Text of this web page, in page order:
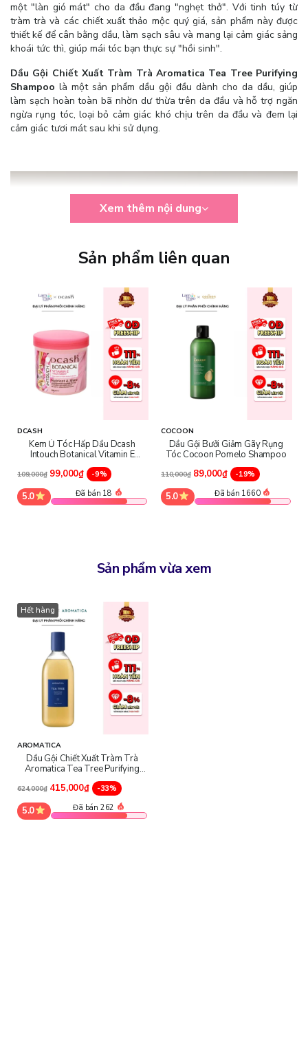
một "làn gió mát" cho da đầu đang "nghẹt thở". Với tinh túy từ
tràm trà và các chiết xuất thảo mộc quý giá, sản phẩm này được
thiết kế để cân bằng dầu, làm sạch sâu và mang lại cảm giác sảng
khoái tức thì, giúp mái tóc bạn thực sự "hồi sinh".
Dầu Gội Chiết Xuất Tràm Trà Aromatica Tea Tree Purifying
Shampoo là một sản phẩm dầu gội đầu dành cho da dầu, giúp
làm sạch hoàn toàn bã nhờn dư thừa trên da đầu và hỗ trợ ngăn
ngừa rụng tóc, loại bỏ cảm giác khó chịu trên da đầu và đem lại
cảm giác tươi mát sau khi sử dụng.
- Dầu Gội Tràm Trà Aromatica Tea Tree Purifying Shampoo
sử dụng công thức không chứa sulfate và silicone và có khả năng
tạo ra kết cấu bọt dày đặc giúp làm sạch tóc và da đầu một cách
nhẹ nhàng mà không gây tổn thương cho da đầu. Sản phẩm phù
hợp cho da đầu dầu.
Xem thêm nội dung
Sản phẩm liên quan
DCASH
Kem Ủ Tóc Hấp Dầu Dcash
Intouch Botanical Vitamin E
Treatment
109,000₫ 99,000₫ -9%
5.0 Đã bán 18
COCOON
Dầu Gội Bưởi Giảm Gãy Rụng
Tóc Cocoon Pomelo Shampoo
110,000₫ 89,000₫ -19%
5.0 Đã bán 1660
Sản phẩm vừa xem
Hết hàng
AROMATICA
Dầu Gội Chiết Xuất Tràm Trà
Aromatica Tea Tree Purifying
Shampoo
624,000₫ 415,000₫ -33%
5.0 Đã bán 262